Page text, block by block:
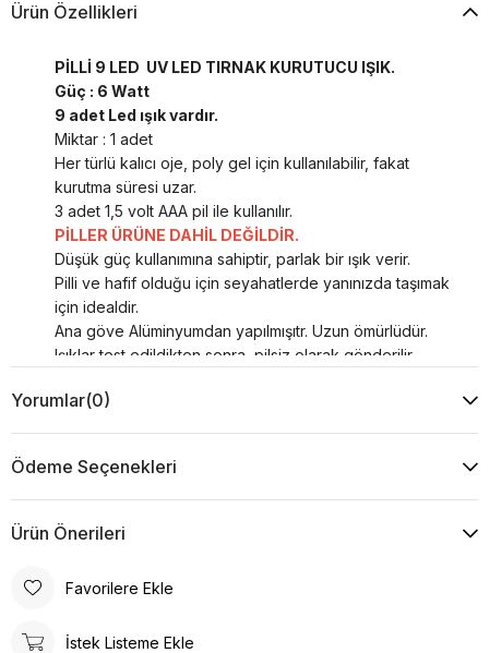
Ürün Özellikleri
PİLLİ 9 LED UV LED TIRNAK KURUTUCU IŞIK.
Güç : 6 Watt
9 adet Led ışık vardır.
Miktar : 1 adet
Her türlü kalıcı oje, poly gel için kullanılabilir, fakat
kurutma süresi uzar.
3 adet 1,5 volt AAA pil ile kullanılır.
PİLLER ÜRÜNE DAHİL DEĞİLDİR.
Düşük güç kullanımına sahiptir, parlak bir ışık verir.
Pilli ve hafif olduğu için seyahatlerde yanınızda taşımak
için idealdir.
Ana göve Alüminyumdan yapılmışıtr. Uzun ömürlüdür.
Işıklar test edildikten sonra, pilsiz olarak gönderilir.
En : 24 mm
Yorumlar(0)
Ödeme Seçenekleri
Ürün Önerileri
Favorilere Ekle
İstek Listeme Ekle